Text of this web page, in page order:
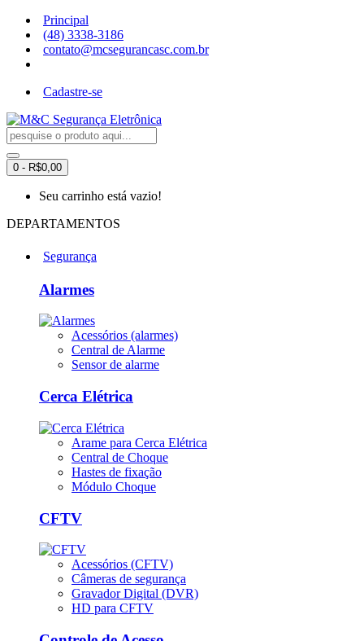
Principal
(48) 3338-3186
contato@mcsegurancasc.com.br
Cadastre-se
0 - R$0,00
Seu carrinho está vazio!
DEPARTAMENTOS
Segurança
Alarmes
Acessórios (alarmes)
Central de Alarme
Sensor de alarme
Cerca Elétrica
Arame para Cerca Elétrica
Central de Choque
Hastes de fixação
Módulo Choque
CFTV
Acessórios (CFTV)
Câmeras de segurança
Gravador Digital (DVR)
HD para CFTV